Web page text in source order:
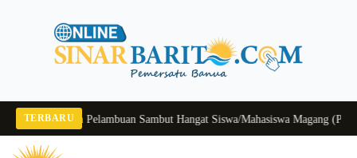
TERBARU
Kelurahan Pelambuan Sambut Hangat Siswa/Mahasiswa Magang (PKL)